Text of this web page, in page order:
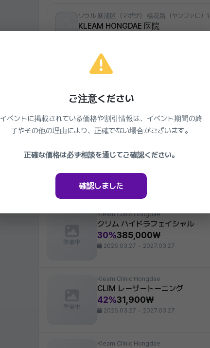
ソウル 麻浦区（マポグ） 楊花路（ヤンファロ）
KLEAM HONGDAE 医院
平日 10:30～20:30 / 土曜日、日曜日 10:30～17:00
皮膚科専門、弘大入口駅（ホンデイックえき）1番出口
同じクリニックの他のイベント
Kleam Clinic Hongdae
クリム ボディフィラー
2026.03.27 ~ 2027.03.27
準備中
Kleam Clinic Hongdae
クリム ハイドラフェイシャル
30%385,000₩
2026.03.27 ~ 2027.03.27
準備中
Kleam Clinic Hongdae
CLIM レーザートーニング
42%31,900₩
2026.03.27 ~ 2027.03.27
Kleam Clinic Hongdae
ご注意ください
イベントに掲載されている価格や割引情報は、イベント期間の終
了やその他の理由により、正確でない場合がございます。
正確な価格は必ず相談を通じてご確認ください。
確認しました